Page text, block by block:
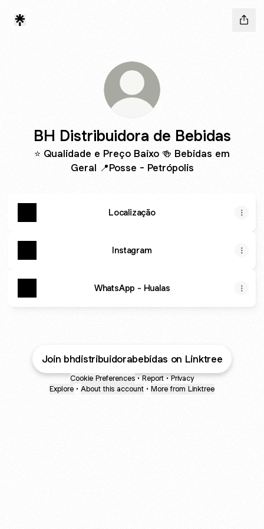
BH Distribuidora de Bebidas
⭐ Qualidade e Preço Baixo 🍻 Bebidas em
Geral 📍Posse - Petrópolis
Localização
Instagram
WhatsApp - Hualas
Join bhdistribuidorabebidas on Linktree
Cookie Preferences • Report • Privacy
Explore • About this account • More from Linktree